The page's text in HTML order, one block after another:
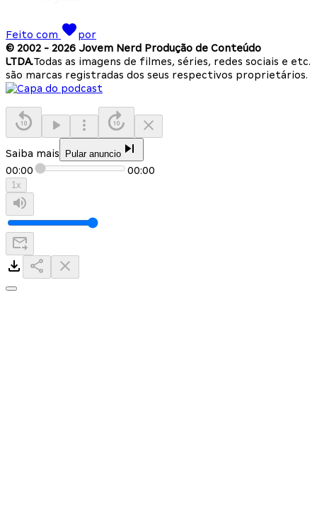
Feito com
por
© 2002 - 2026 Jovem Nerd Produção de Conteúdo
LTDA.Todas as imagens de filmes, séries, redes sociais e etc.
são marcas registradas dos seus respectivos proprietários.
Saiba mais Pular anuncio
00:00 00:00
1x